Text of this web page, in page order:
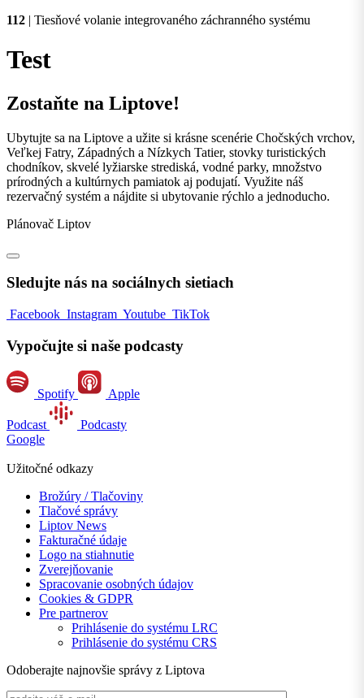
112 | Tiesňové volanie integrovaného záchranného systému
Test
Zostaňte na Liptove!
Ubytujte sa na Liptove a užite si krásne scenérie Chočských vrchov,
Veľkej Fatry, Západných a Nízkych Tatier, stovky turistických
chodníkov, skvelé lyžiarske strediská, vodné parky, množstvo
prírodných a kultúrnych pamiatok aj podujatí. Využite náš
rezervačný systém a nájdite si ubytovanie rýchlo a jednoducho.
Plánovač Liptov
Sledujte nás na sociálnych sietiach
Facebook Instagram Youtube TikTok
Vypočujte si naše podcasty
Spotify Apple
Podcast
Podcasty
Google
Užitočné odkazy
Brožúry / Tlačoviny
Tlačové správy
Liptov News
Fakturačné údaje
Logo na stiahnutie
Zverejňovanie
Spracovanie osobných údajov
Cookies & GDPR
Pre partnerov
Prihlásenie do systému LRC
Prihlásenie do systému CRS
Odoberajte najnovšie správy z Liptova